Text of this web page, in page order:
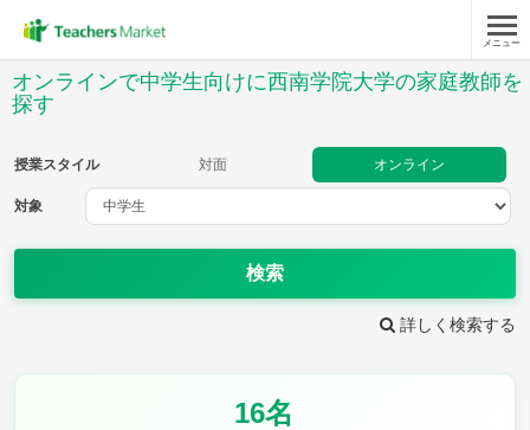
メニュー
オンラインで中学生向けに西南学院大学の家庭教師を
探す
授業スタイル 対面 オンライン
対象
検索
詳しく検索する
16名
対象
地理